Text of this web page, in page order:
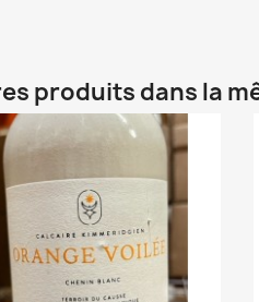
produits dans la